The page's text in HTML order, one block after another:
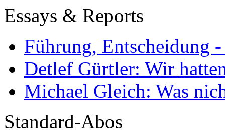
Essays & Reports
Führung, Entscheidung
Detlef Gürtler: Wir
Michael Gleich: Was
Standard-Abos